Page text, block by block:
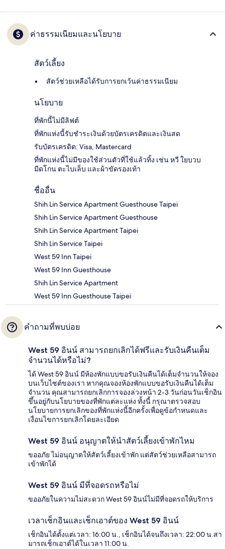
ค่าธรรมเนียมและนโยบาย
สัตว์เลี้ยง
สัตว์ช่วยเหลือได้รับการยกเว้นค่าธรรมเนียม
นโยบาย
ที่พักนี้ไม่มีลิฟต์
ที่พักแห่งนี้รับชำระเงินด้วยบัตรเครดิตและเงินสด
รับบัตรเครดิต: Visa, Mastercard
ที่พักแห่งนี้ไม่มีของใช้ส่วนตัวที่ใช้แล้วทิ้ง เช่น หวี ใยบวบ
มีดโกน ตะไบเล็บ และผ้าขัดรองเท้า
ชื่ออื่น
Shih Lin Service Apartment Guesthouse Taipei
Shih Lin Service Apartment Guesthouse
Shih Lin Service Apartment Taipei
Shih Lin Service Taipei
West 59 Inn Taipei
West 59 Inn Guesthouse
Shih Lin Service Apartment
West 59 Inn Guesthouse Taipei
คำถามที่พบบ่อย
West 59 อินน์ สามารถยกเลิกได้ฟรีและรับเงินคืนเต็ม
จำนวนได้หรือไม่?
ได้ West 59 อินน์ มีห้องพักแบบขอรับเงินคืนได้เต็มจำนวนให้จอง
บนเว็บไซต์ของเรา หากคุณจองห้องพักแบบขอรับเงินคืนได้เต็ม
จำนวน คุณสามารถยกเลิกการจองล่วงหน้า 2-3 วันก่อนวันเช็กอิน
ขึ้นอยู่กับนโยบายของที่พักแต่ละแห่ง ทั้งนี้ กรุณาตรวจสอบ
นโยบายการยกเลิกของที่พักแห่งนี้อีกครั้งเพื่อดูข้อกำหนดและ
เงื่อนไขการยกเลิกโดยละเอียด
West 59 อินน์ อนุญาตให้นำสัตว์เลี้ยงเข้าพักไหม
ขออภัย ไม่อนุญาตให้สัตว์เลี้ยงเข้าพัก แต่สัตว์ช่วยเหลือสามารถ
เข้าพักได้
West 59 อินน์ มีที่จอดรถหรือไม่
ขออภัยในความไม่สะดวก West 59 อินน์ไม่มีที่จอดรถให้บริการ
เวลาเช็กอินและเช็กเอาต์ของ West 59 อินน์
เช็กอินได้ตั้งแต่เวลา: 16:00 น., เช็กอินได้จนถึงเวลา: 22:00 น.สา
มารถเช็กเอาต์ได้ในเวลา 11:00 น.